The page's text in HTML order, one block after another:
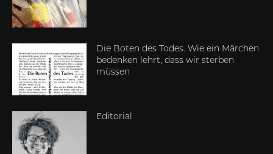
Die Boten des Todes. Wie ein Märchen
bedenken lehrt, dass wir sterben
müssen
Editorial